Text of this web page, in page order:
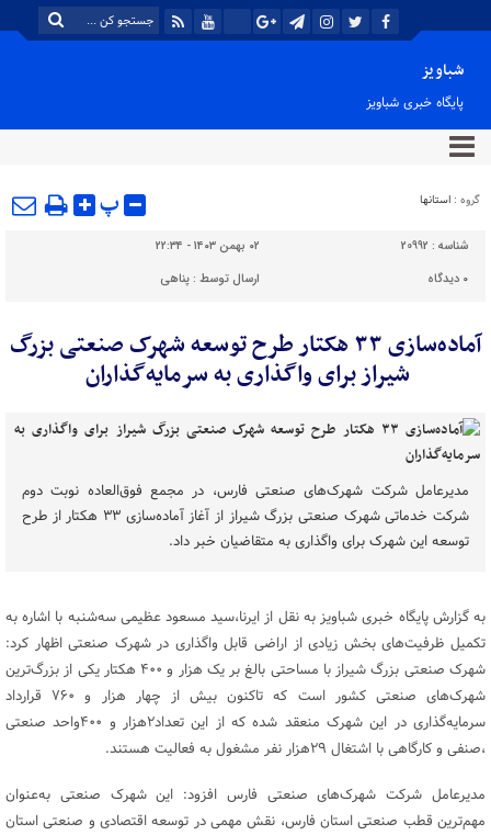
شباویز
پایگاه خبری شباویز
گروه : استانها پ
شناسه : 20992
۰۲ بهمن ۱۴۰۳ - ۲۲:۳۴
۰ دیدگاه ارسال توسط :پناهی
آماده‌سازی ۳۳ هکتار طرح توسعه شهرک صنعتی بزرگ
شیراز برای واگذاری به سرمایه‌گذاران
مدیرعامل شرکت شهرک‌های صنعتی فارس، در مجمع فوق‌العاده نوبت دوم
شرکت خدماتی شهرک صنعتی بزرگ شیراز از آغاز آماده‌سازی ۳۳ هکتار از طرح
توسعه این شهرک برای واگذاری به متقاضیان خبر داد.
به گزارش پایگاه خبری شباویز به نقل از ایرنا،سید مسعود عظیمی سه‌شنبه با اشاره به
تکمیل ظرفیت‌های بخش زیادی از اراضی قابل واگذاری در شهرک صنعتی اظهار کرد:
شهرک صنعتی بزرگ شیراز با مساحتی بالغ بر یک هزار و ۴۰۰ هکتار یکی از بزرگ‌ترین
شهرک‌های صنعتی کشور است که تاکنون بیش از چهار هزار و ۷۶۰ قرارداد
سرمایه‌گذاری در این شهرک منعقد شده که از این تعداد۲هزار و ۴۰۰واحد صنعتی
،صنفی و کارگاهی با اشتغال ۲۹هزار نفر مشغول به فعالیت هستند.
مدیرعامل شرکت شهرک‌های صنعتی فارس افزود: این شهرک صنعتی به‌عنوان
مهم‌ترین قطب صنعتی استان فارس، نقش مهمی در توسعه اقتصادی و صنعتی استان